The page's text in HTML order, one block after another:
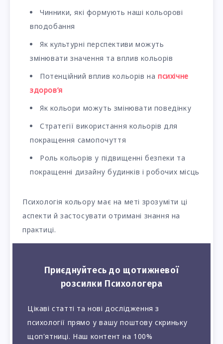
Чинники, які формують наші кольорові
вподобання
Як культурні перспективи можуть
змінювати значення та вплив кольорів
Потенційний вплив кольорів напсихічне
здоров’я
Як кольори можуть змінювати поведінку
Стратегії використання кольорів для
покращення самопочуття
Роль кольорів у підвищенні безпеки та
покращенні дизайну будинків і робочих місць
Психологія кольору має на меті зрозуміти ці
аспекти й застосувати отримані знання на
практиці.
Приєднуйтесь до щотижневої
розсилки Психологера
Цікаві статті та нові дослідження з
психології прямо у вашу поштову скриньку
щоп'ятниці. Наш контент на 100%